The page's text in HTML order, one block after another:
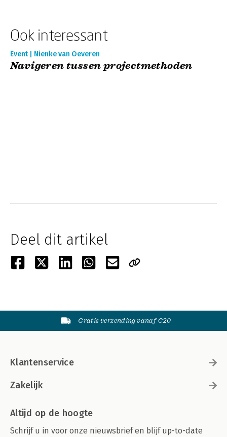
Ook interessant
Event | Nienke van Oeveren
Navigeren tussen projectmethoden
Deel dit artikel
Gratis verzending vanaf €20
Klantenservice
Zakelijk
Altijd op de hoogte
Schrijf u in voor onze nieuwsbrief en blijf up-to-date